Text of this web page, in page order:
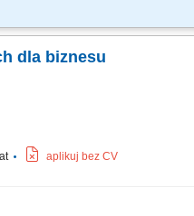
B2B, takich jak leasing,
dla biznesu
aplikuj bez CV